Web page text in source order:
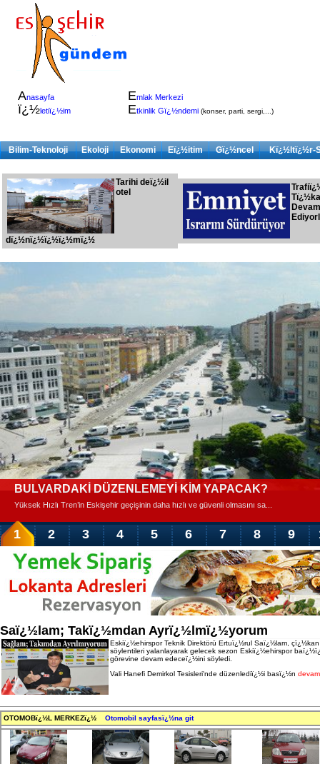
Anasayfa
ï¿½letiï¿½im
Emlak Merkezi
Etkinlik Gï¿½ndemi (konser, parti, sergi,...)
Bilim-Teknoloji Ekoloji Ekonomi Eï¿½itim Gï¿½ncel Kï¿½ltï¿½r-
Tarihi deï¿½il
otel
dï¿½nï¿½ï¿½ï¿½mï¿½
Devam
Saï¿½lam; Takï¿½mdan Ayrï¿½lmï¿½yorum
Eskiï¿½ehirspor Teknik Direktörü Ertuï¿½rul Saï¿½lam, çï¿½kan
söylentileri yalanlayarak gelecek sezon Eskiï¿½ehirspor
görevine devam edeceï¿½ini söyledi.
Vali Hanefi Demirkol Tesisleri'nde düzenlediï¿½i basï¿½n
OTOMOBï¿½L MERKEZï¿½ Otomobil sayfasï¿½na git